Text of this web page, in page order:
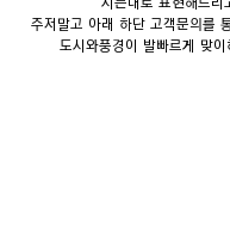
시는대로 표현해드리
주저말고 아래 하단 고객문의를
도시와풍경이 발빠르게 맞이